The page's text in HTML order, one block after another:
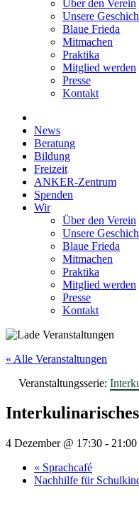
Über den Verein
Unsere
Blaue Frieda
Mitmachen
Praktika
Mitglied werden
Presse
Kontakt
News
Beratung
Bildung
Freizeit
ANKER-Zentrum
Spenden
Wir
Über den Verein
Unsere
Blaue Frieda
Mitmachen
Praktika
Mitglied werden
Presse
Kontakt
« Alle Veranstaltungen
Veranstaltungsserie:
4 Dezember @ 17:30 - 21:00
« Sprachcafé
Nachhilfe für